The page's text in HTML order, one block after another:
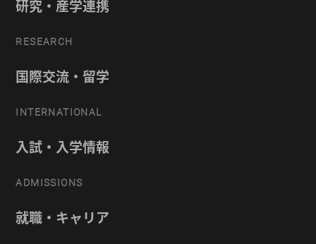
研究・産学連携
RESEARCH
国際交流・留学
INTERNATIONAL
入試・入学情報
ADMISSIONS
就職・キャリア